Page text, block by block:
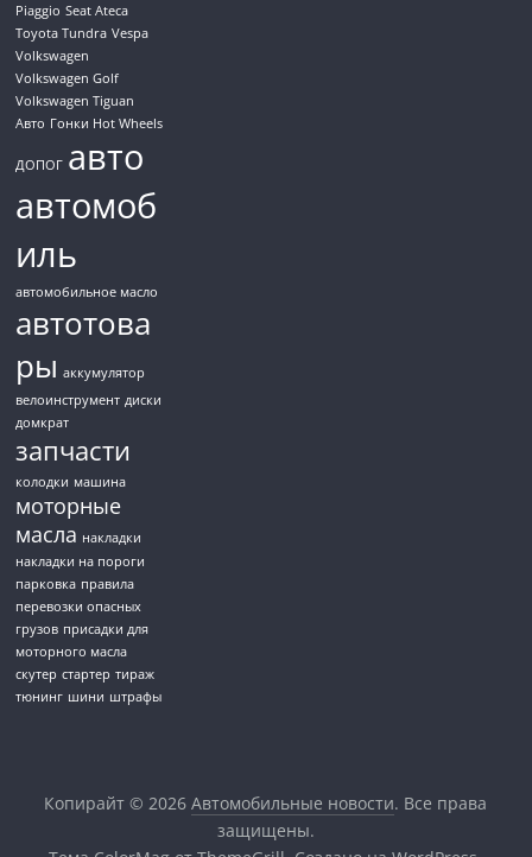
Piaggio Seat Ateca
Toyota Tundra Vespa
Volkswagen
Volkswagen Golf
Volkswagen Tiguan
Авто Гонки Hot Wheels
ДОПОГ авто
автомоб
иль
автомобильное масло
автотова
ры аккумулятор
велоинструмент диски
домкрат
запчасти
колодки машина
моторные
масла накладки
накладки на пороги
парковка правила
перевозки опасных
грузов присадки для
моторного масла
скутер стартер тираж
тюнинг шини штрафы
Копирайт © 2026Автомобильные новости. Все права
защищены.